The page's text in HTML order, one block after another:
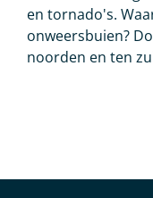
en tornado's.
onweersbuien?
noorden en ten